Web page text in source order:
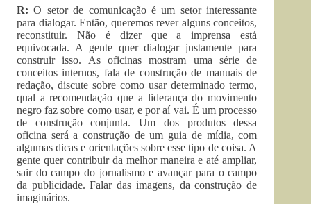
R: O setor de comunicação é um setor interessante
para dialogar. Então, queremos rever alguns conceitos,
reconstituir. Não é dizer que a imprensa está
equivocada. A gente quer dialogar justamente para
construir isso. As oficinas mostram uma série de
conceitos internos, fala de construção de manuais de
redação, discute sobre como usar determinado termo,
qual a recomendação que a liderança do movimento
negro faz sobre como usar, e por aí vai. É um processo
de construção conjunta. Um dos produtos dessa
oficina será a construção de um guia de mídia, com
algumas dicas e orientações sobre esse tipo de coisa. A
gente quer contribuir da melhor maneira e até ampliar,
sair do campo do jornalismo e avançar para o campo
da publicidade. Falar das imagens, da construção de
imaginários.